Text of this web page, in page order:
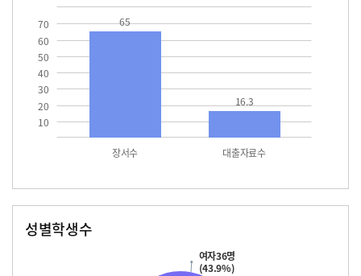
10
20
30
40
50
60
70
장서수 대출자료수
65
16.3
성별학생수
여자36명
(43.9%)